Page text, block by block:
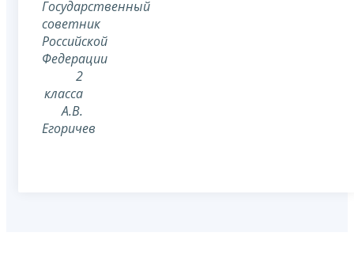
Государственный
советник
Российской
Федерации
2
класса
А.В.
Егоричев